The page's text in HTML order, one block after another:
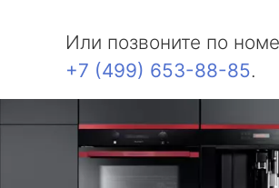
Или позвоните по
+7 (499) 653-88-85.